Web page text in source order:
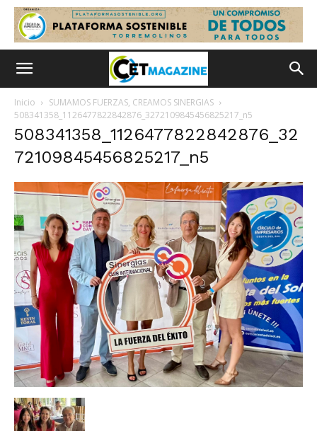
Inicio
SUMAMOS FUERZAS, CREAMOS SINERGIAS
508341358_1126477822842876_3272109845456825217_n5
508341358_1126477822842876_32
72109845456825217_n5